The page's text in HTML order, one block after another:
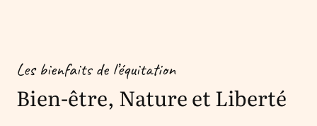
Les bienfaits de l’équitation
Bien-être, Nature et Liberté